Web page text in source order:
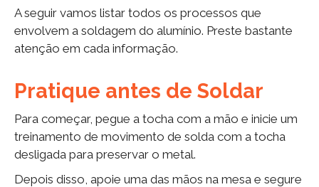
A seguir vamos listar todos os processos que
envolvem a soldagem do alumínio. Preste bastante
atenção em cada informação.
Pratique antes de Soldar
Para começar, pegue a tocha com a mão e inicie um
treinamento de movimento de solda com a tocha
desligada para preservar o metal.
Depois disso, apoie uma das mãos na mesa e segure